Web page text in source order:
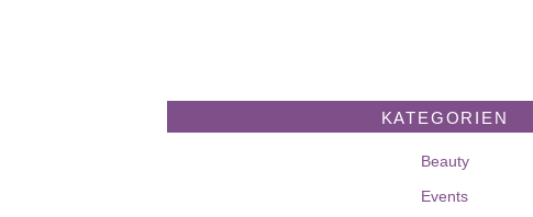
KATEGORIEN
Beauty
Events